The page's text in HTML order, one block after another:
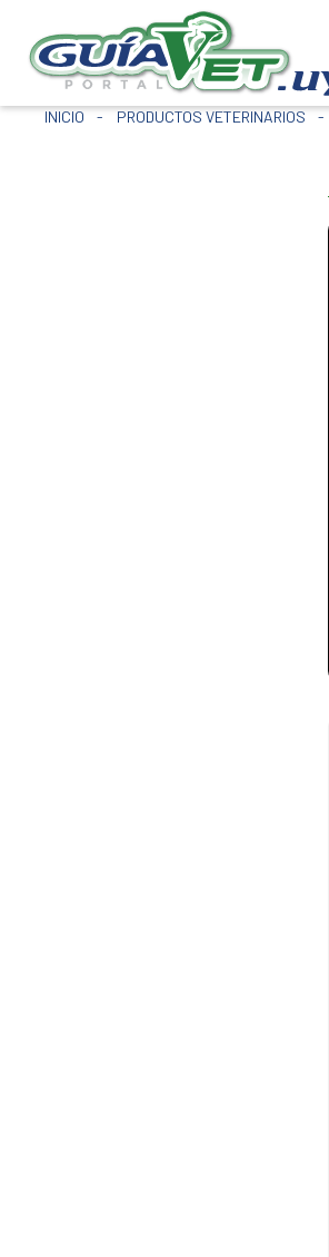
INICIO - PRODUCTOS VETERINARIOS -